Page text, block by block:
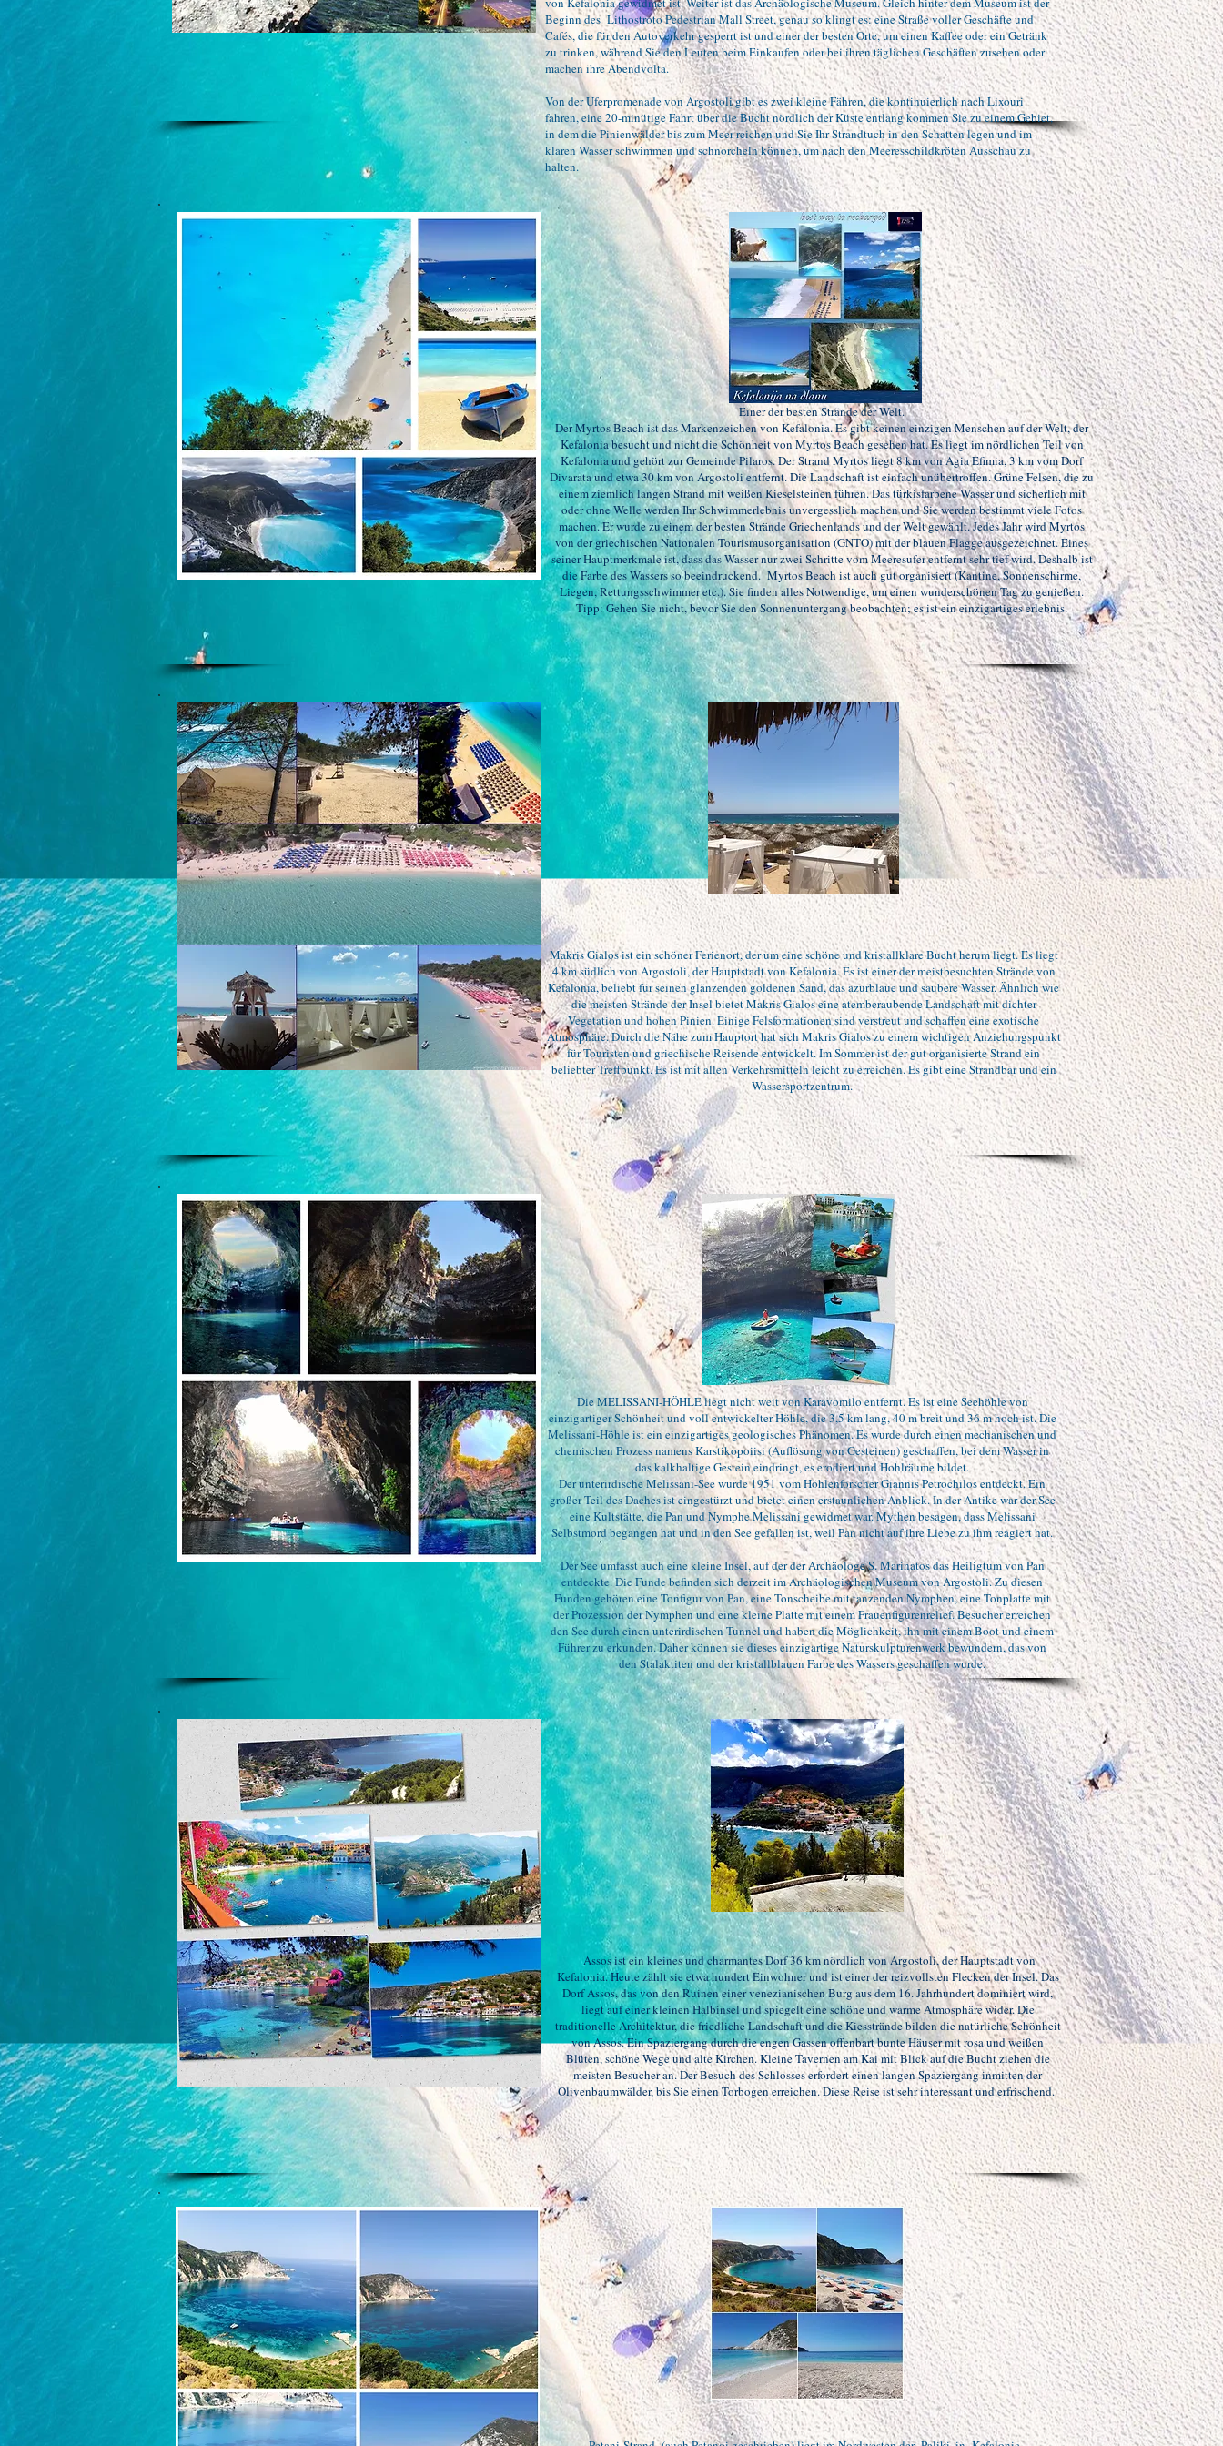
Beginn des Lithostroto Pedestrian Mall Street, genau so klingt es: eine Straße voller Geschäfte und
Cafés, die für den Autoverkehr gesperrt ist und einer der besten Orte, um einen Kaffee oder ein Getränk
zu trinken, während Sie den Leuten beim Einkaufen oder bei ihren täglichen Geschäften zusehen oder
machen ihre Abendvolta.
Von der Uferpromenade von Argostoli gibt es zwei kleine Fähren, die kontinuierlich nach Lixouri
fahren, eine 20-minütige Fahrt über die Bucht nördlich der Küste entlang kommen Sie zu einem Gebiet,
in dem die Pinienwälder bis zum Meer reichen und Sie Ihr Strandtuch in den Schatten legen und im
klaren Wasser schwimmen und schnorcheln können, um nach den Meeresschildkröten Ausschau zu
halten.
Einer der besten Strände der Welt.
Der Myrtos Beach ist das Markenzeichen von Kefalonia. Es gibt keinen einzigen Menschen auf der Welt, der
Kefalonia besucht und nicht die Schönheit von Myrtos Beach gesehen hat. Es liegt im nördlichen Teil von
Kefalonia und gehört zur Gemeinde Pilaros. Der Strand Myrtos liegt 8 km von Agia Efimia, 3 km vom Dorf
Divarata und etwa 30 km von Argostoli entfernt. Die Landschaft ist einfach unübertroffen. Grüne Felsen, die zu
einem ziemlich langen Strand mit weißen Kieselsteinen führen. Das türkisfarbene Wasser und sicherlich mit
oder ohne Welle werden Ihr Schwimmerlebnis unvergesslich machen und Sie werden bestimmt viele Fotos
machen. Er wurde zu einem der besten Strände Griechenlands und der Welt gewählt. Jedes Jahr wird Myrtos
von der griechischen Nationalen Tourismusorganisation (GNTO) mit der blauen Flagge ausgezeichnet. Eines
seiner Hauptmerkmale ist, dass das Wasser nur zwei Schritte vom Meeresufer entfernt sehr tief wird. Deshalb ist
die Farbe des Wassers so beeindruckend. Myrtos Beach ist auch gut organisiert (Kantine, Sonnenschirme,
Liegen, Rettungsschwimmer etc.). Sie finden alles Notwendige, um einen wunderschönen Tag zu genießen.
Tipp: Gehen Sie nicht, bevor Sie den Sonnenuntergang beobachten; es ist ein einzigartiges erlebnis.
Makris Gialos ist ein schöner Ferienort, der um eine schöne und kristallklare Bucht herum liegt. Es liegt
4 km südlich von Argostoli, der Hauptstadt von Kefalonia. Es ist einer der meistbesuchten Strände von
Kefalonia, beliebt für seinen glänzenden goldenen Sand, das azurblaue und saubere Wasser. Ähnlich wie
die meisten Strände der Insel bietet Makris Gialos eine atemberaubende Landschaft mit dichter
Vegetation und hohen Pinien. Einige Felsformationen sind verstreut und schaffen eine exotische
Atmosphäre. Durch die Nähe zum Hauptort hat sich Makris Gialos zu einem wichtigen Anziehungspunkt
für Touristen und griechische Reisende entwickelt. Im Sommer ist der gut organisierte Strand ein
beliebter Treffpunkt. Es ist mit allen Verkehrsmitteln leicht zu erreichen. Es gibt eine Strandbar und ein
Wassersportzentrum.
Die MELISSANI-HÖHLE liegt nicht weit von Karavomilo entfernt. Es ist eine Seehöhle von
einzigartiger Schönheit und voll entwickelter Höhle, die 3,5 km lang, 40 m breit und 36 m hoch ist. Die
Melissani-Höhle ist ein einzigartiges geologisches Phänomen. Es wurde durch einen mechanischen und
chemischen Prozess namens Karstikopoiisi (Auflösung von Gesteinen) geschaffen, bei dem Wasser in
das kalkhaltige Gestein eindringt, es erodiert und Hohlräume bildet.
Der unterirdische Melissani-See wurde 1951 vom Höhlenforscher Giannis Petrochilos entdeckt. Ein
großer Teil des Daches ist eingestürzt und bietet einen erstaunlichen Anblick. In der Antike war der See
eine Kultstätte, die Pan und Nymphe Melissani gewidmet war. Mythen besagen, dass Melissani
Selbstmord begangen hat und in den See gefallen ist, weil Pan nicht auf ihre Liebe zu ihm reagiert hat.
Der See umfasst auch eine kleine Insel, auf der der Archäologe S. Marinatos das Heiligtum von Pan
entdeckte. Die Funde befinden sich derzeit im Archäologischen Museum von Argostoli. Zu diesen
Funden gehören eine Tonfigur von Pan, eine Tonscheibe mit tanzenden Nymphen, eine Tonplatte mit
der Prozession der Nymphen und eine kleine Platte mit einem Frauenfigurenrelief. Besucher erreichen
den See durch einen unterirdischen Tunnel und haben die Möglichkeit, ihn mit einem Boot und einem
Führer zu erkunden. Daher können sie dieses einzigartige Naturskulpturenwerk bewundern, das von
den Stalaktiten und der kristallblauen Farbe des Wassers geschaffen wurde.
Assos ist ein kleines und charmantes Dorf 36 km nördlich von Argostoli, der Hauptstadt von
Kefalonia. Heute zählt sie etwa hundert Einwohner und ist einer der reizvollsten Flecken der Insel. Das
Dorf Assos, das von den Ruinen einer venezianischen Burg aus dem 16. Jahrhundert dominiert wird,
liegt auf einer kleinen Halbinsel und spiegelt eine schöne und warme Atmosphäre wider. Die
traditionelle Architektur, die friedliche Landschaft und die Kiesstrände bilden die natürliche Schönheit
von Assos. Ein Spaziergang durch die engen Gassen offenbart bunte Häuser mit rosa und weißen
Blüten, schöne Wege und alte Kirchen. Kleine Tavernen am Kai mit Blick auf die Bucht ziehen die
meisten Besucher an. Der Besuch des Schlosses erfordert einen langen Spaziergang inmitten der
Olivenbaumwälder, bis Sie einen Torbogen erreichen. Diese Reise ist sehr interessant und erfrischend.